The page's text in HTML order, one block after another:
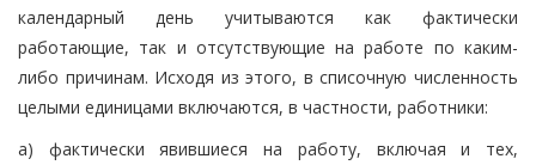
календарный день учитываются как фактически
работающие, так и отсутствующие на работе по каким-
либо причинам. Исходя из этого, в списочную численность
целыми единицами включаются, в частности, работники:
а) фактически явившиеся на работу, включая и тех,